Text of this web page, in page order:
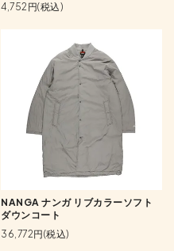
4,752円(税込)
NANGA ナンガ リブカラーソフト
ダウンコート
36,772円(税込)